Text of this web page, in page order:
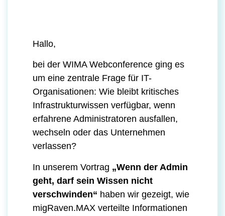
Hallo,
bei der WIMA Webconference ging es
um eine zentrale Frage für IT-
Organisationen: Wie bleibt kritisches
Infrastrukturwissen verfügbar, wenn
erfahrene Administratoren ausfallen,
wechseln oder das Unternehmen
verlassen?
In unserem Vortrag „Wenn der Admin
geht, darf sein Wissen nicht
verschwinden“ haben wir gezeigt, wie
migRaven.MAX verteilte Informationen